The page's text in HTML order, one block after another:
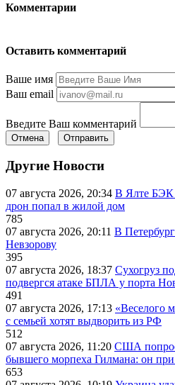
Комментарии
Оставить комментарий
Ваше имя
Ваш email
Введите Ваш комментарий
Отмена Отправить
Другие Новости
07 августа 2026, 20:34 В Ялте БЭК
дрон попал в жилой дом
785
07 августа 2026, 20:11 В
Невзорову
395
07 августа 2026, 18:37 Сухогруз
подвергся атаке БПЛА у порта
491
07 августа 2026, 17:13 «Веселого
с семьей хотят выдворить из РФ
512
07 августа 2026, 11:20 США
бывшего морпеха Гилмана: он при
653